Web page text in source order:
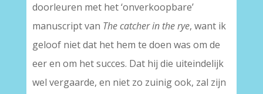
doorleuren met het ‘onverkoopbare’
manuscript van The catcher in the rye, want ik
geloof niet dat het hem te doen was om de
eer en om het succes. Dat hij die uiteindelijk
wel vergaarde, en niet zo zuinig ook, zal zijn